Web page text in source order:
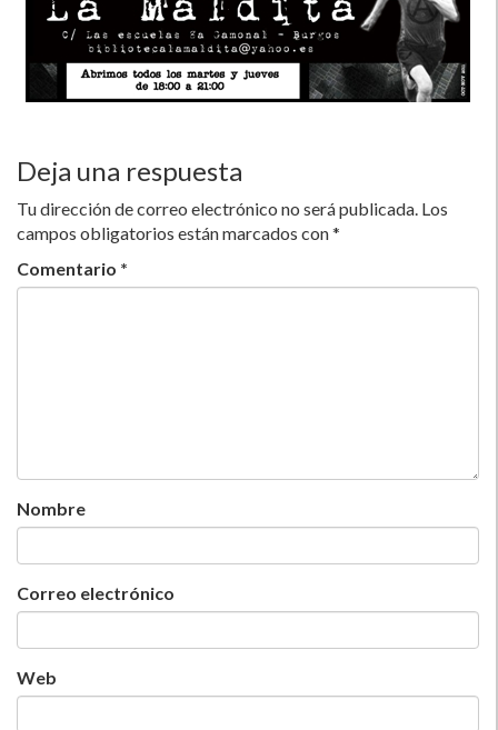
Deja una respuesta
Tu dirección de correo electrónico no será publicada. Los
campos obligatorios están marcados con*
Comentario *
Nombre
Correo electrónico
Web